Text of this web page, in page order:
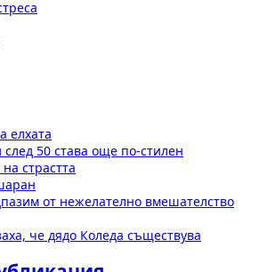
елхата
след 50 става още по-стилен
страстта
от нежелателно вмешателство
че дядо Коледа съществува